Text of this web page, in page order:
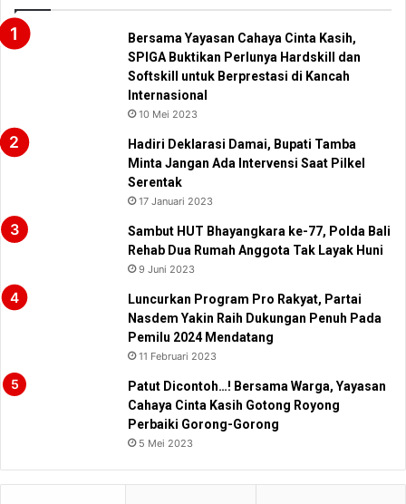
Bersama Yayasan Cahaya Cinta Kasih,
SPIGA Buktikan Perlunya Hardskill dan
Softskill untuk Berprestasi di Kancah
Internasional
10 Mei 2023
Hadiri Deklarasi Damai, Bupati Tamba
Minta Jangan Ada Intervensi Saat Pilkel
Serentak
17 Januari 2023
Sambut HUT Bhayangkara ke-77, Polda Bali
Rehab Dua Rumah Anggota Tak Layak Huni
9 Juni 2023
Luncurkan Program Pro Rakyat, Partai
Nasdem Yakin Raih Dukungan Penuh Pada
Pemilu 2024 Mendatang
11 Februari 2023
Patut Dicontoh…! Bersama Warga, Yayasan
Cahaya Cinta Kasih Gotong Royong
Perbaiki Gorong-Gorong
5 Mei 2023